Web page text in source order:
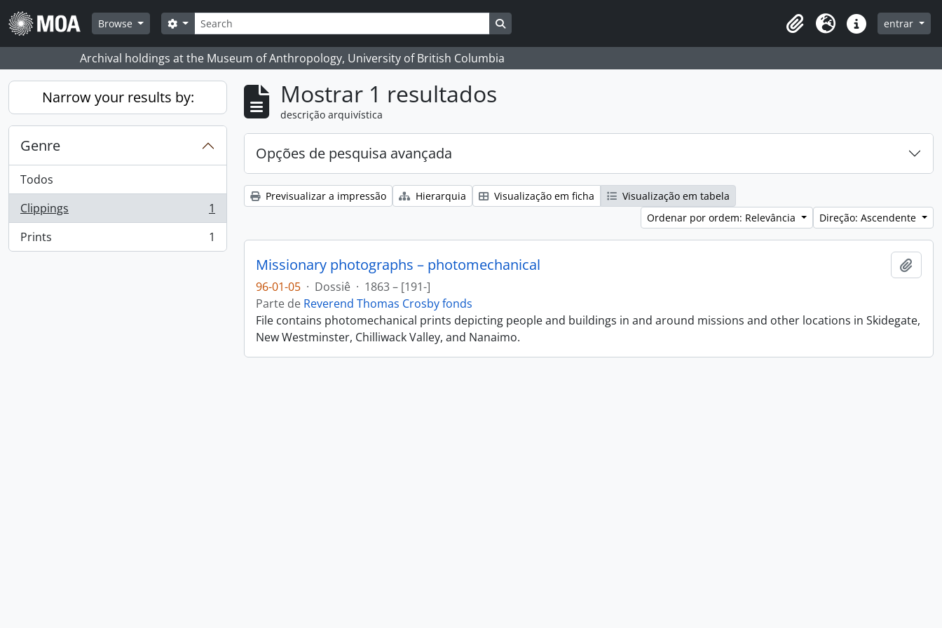
Skip to main content
Browse
Pesquisar
Search options Search in browse page
Clipboard
Idioma Ligações rápidas
entrar
Archival holdings at the Museum of Anthropology, University of British Columbia
Narrow your results by:
Genre
Todos
Clippings
, 1 resultados
1
Prints
, 1 resultados 1
Mostrar 1 resultados
descrição arquivística
Opções de pesquisa avançada
Previsualizar a impressão Hierarquia Visualização em ficha
Visualização em tabela
Ordenar por ordem: Relevância
Direção: Ascendente
Missionary photographs – photomechanical
96-01-05 · Dossiê · 1863 – [191-]
Parte de Reverend Thomas Crosby fonds
File contains photomechanical prints depicting people and buildings in and around missions and other locations in Skidegate,
New Westminster, Chilliwack Valley, and Nanaimo.